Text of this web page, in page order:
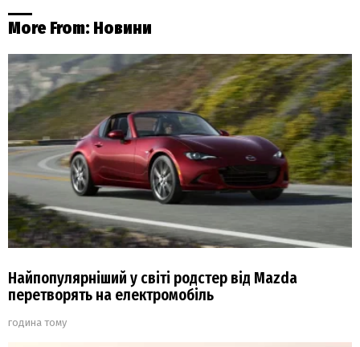
More From: Новини
Найпопулярніший у світі родстер від Mazda
перетворять на електромобіль
година тому